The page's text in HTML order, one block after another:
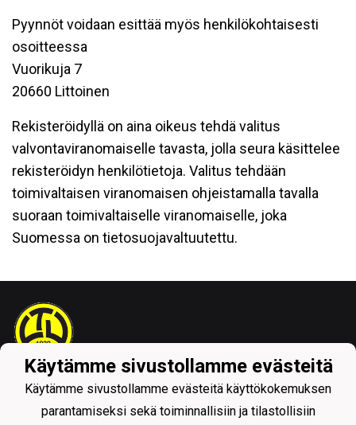
Pyynnöt voidaan esittää myös henkilökohtaisesti
osoitteessa
Vuorikuja 7
20660 Littoinen
Rekisteröidyllä on aina oikeus tehdä valitus
valvontaviranomaiselle tavasta, jolla seura käsittelee
rekisteröidyn henkilötietoja. Valitus tehdään
toimivaltaisen viranomaisen ohjeistamalla tavalla
suoraan toimivaltaiselle viranomaiselle, joka
Suomessa on tietosuojavaltuutettu.
Tietosuojaseloste
Käytämme sivustollamme evästeitä
Käytämme sivustollamme evästeitä käyttökokemuksen
parantamiseksi sekä toiminnallisiin ja tilastollisiin